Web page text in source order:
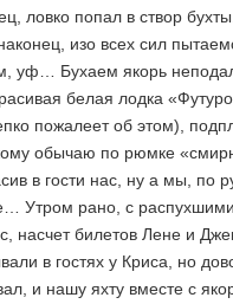
ловко попал в створ
изо всех сил
уф… Бухаем якорь
белая лодка
пожалеет об этом),
обычаю по рюмке
в гости нас, ну а мы,
Утром рано, с
насчет билетов Лене и
в гостях у Криса, но
и нашу яхту вместе с